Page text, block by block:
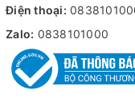
Điện thoại:
Zalo: 0838101000